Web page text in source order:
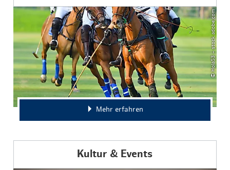
© Hola53 – stock.adobe.com
Mehr erfahren
Kultur & Events